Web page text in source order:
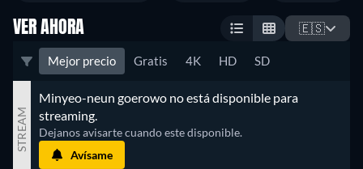
VER AHORA 🇪🇸
Mejor precio Gratis 4K HD SD
STREAM
Minyeo-neun goerowo no está disponible para
streaming.
Dejanos avisarte cuando este disponible.
Avísame